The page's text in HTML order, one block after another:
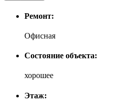
Ремонт:
Офисная
Состояние объекта:
хорошее
Этаж: